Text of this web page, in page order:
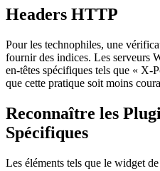
Headers HTTP
Pour les technophiles, une
fournir des indices. Les serveurs
en-têtes spécifiques tels que « X-
que cette pratique soit moins
Reconnaître les
Spécifiques
Les éléments tels que le widget